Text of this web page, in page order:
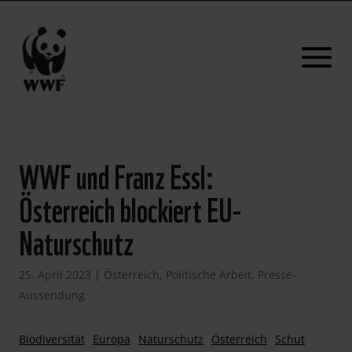
WWF und Franz Essl:
Österreich blockiert EU-
Naturschutz
25. April 2023 | Österreich, Politische Arbeit, Presse-
Aussendung
Biodiversität Europa Naturschutz Österreich Schut